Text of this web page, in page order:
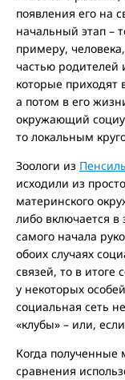
появления его на
начальный этап –
примеру,
частью родителей
которые приходят
а потом в его
окружающий
то локальным
Зоологи из
исходили из
материнского
либо включается
самого начала
обоих случаях
связей, то в итоге
у некоторых
социальная сеть
«клубы» – или,
Когда
сравнения